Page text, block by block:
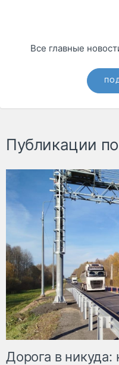
Все главные
Публикации
Дорога в никуда: